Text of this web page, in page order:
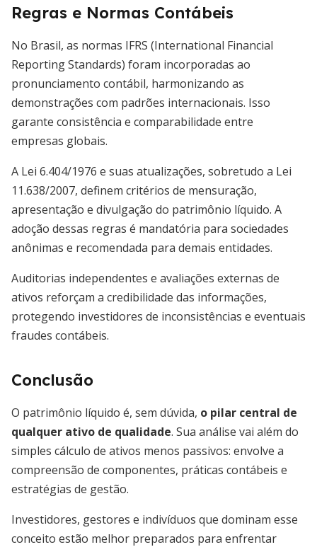
Regras e Normas Contábeis
No Brasil, as normas IFRS (International Financial
Reporting Standards) foram incorporadas ao
pronunciamento contábil, harmonizando as
demonstrações com padrões internacionais. Isso
garante consistência e comparabilidade entre
empresas globais.
A Lei 6.404/1976 e suas atualizações, sobretudo a Lei
11.638/2007, definem critérios de mensuração,
apresentação e divulgação do patrimônio líquido. A
adoção dessas regras é mandatória para sociedades
anônimas e recomendada para demais entidades.
Auditorias independentes e avaliações externas de
ativos reforçam a credibilidade das informações,
protegendo investidores de inconsistências e eventuais
fraudes contábeis.
Conclusão
O patrimônio líquido é, sem dúvida, o pilar central de
qualquer ativo de qualidade. Sua análise vai além do
simples cálculo de ativos menos passivos: envolve a
compreensão de componentes, práticas contábeis e
estratégias de gestão.
Investidores, gestores e indivíduos que dominam esse
conceito estão melhor preparados para enfrentar